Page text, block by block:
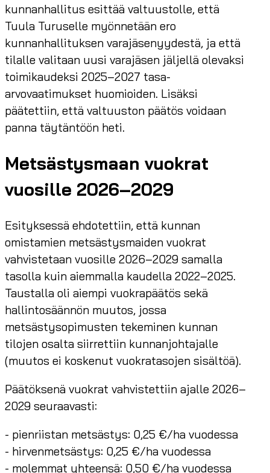
kunnanhallitus esittää valtuustolle, että
Tuula Turuselle myönnetään ero
kunnanhallituksen varajäsenyydestä, ja että
tilalle valitaan uusi varajäsen jäljellä olevaksi
toimikaudeksi 2025–2027 tasa-
arvovaatimukset huomioiden. Lisäksi
päätettiin, että valtuuston päätös voidaan
panna täytäntöön heti.
Metsästysmaan vuokrat
vuosille 2026–2029
Esityksessä ehdotettiin, että kunnan
omistamien metsästysmaiden vuokrat
vahvistetaan vuosille 2026–2029 samalla
tasolla kuin aiemmalla kaudella 2022–2025.
Taustalla oli aiempi vuokrapäätös sekä
hallintosäännön muutos, jossa
metsästysopimusten tekeminen kunnan
tilojen osalta siirrettiin kunnanjohtajalle
(muutos ei koskenut vuokratasojen sisältöä).
Päätöksenä vuokrat vahvistettiin ajalle 2026–
2029 seuraavasti:
- pienriistan metsästys: 0,25 €/ha vuodessa
- hirvenmetsästys: 0,25 €/ha vuodessa
- molemmat yhteensä: 0,50 €/ha vuodessa